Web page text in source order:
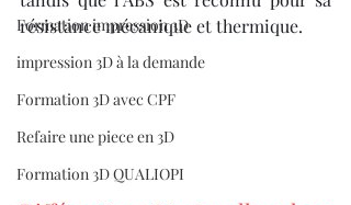
Formation impression 3D
impression 3D à la demande
Formation 3D avec CPF
Refaire une piece en 3D
Formation 3D QUALIOPI
résistance mécanique et thermique.